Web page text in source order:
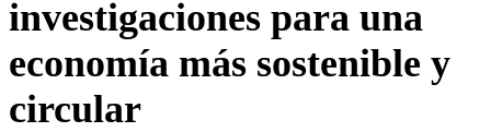
investigaciones para una
economía más sostenible y
circular